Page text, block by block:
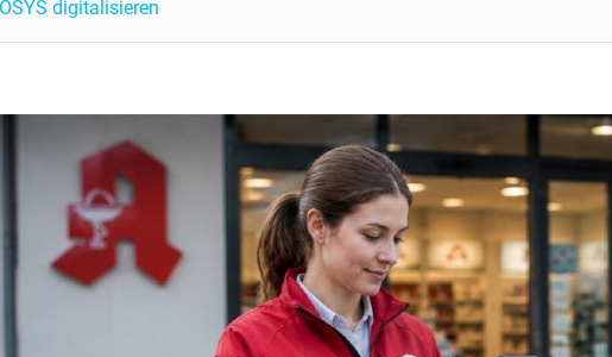
digitalisieren